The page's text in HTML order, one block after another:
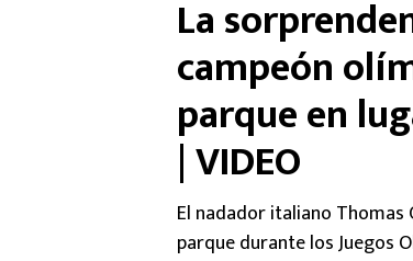
Chivas de Guadalajara
Liga MX Femenil
Champions League
Europa League
Real Madrid
Barcelona
La
campeón
parque en
| VIDEO
El nadador italiano Thomas
parque durante los Juegos